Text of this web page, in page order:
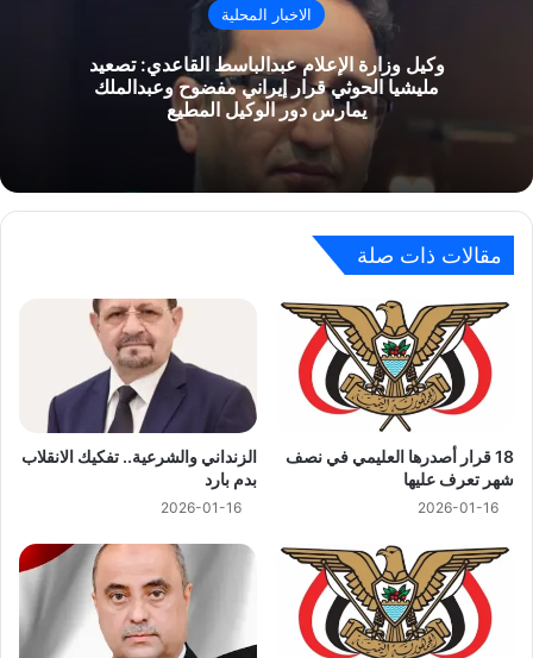
الاخبار المحلية
وكيل وزارة الإعلام عبدالباسط القاعدي: تصعيد
مليشيا الحوثي قرار إيراني مفضوح وعبدالملك
يمارس دور الوكيل المطيع
مقالات ذات صلة
18 قرار أصدرها العليمي في نصف
شهر تعرف عليها
2026-01-16
الزنداني والشرعية.. تفكيك الانقلاب
بدم بارد
2026-01-16